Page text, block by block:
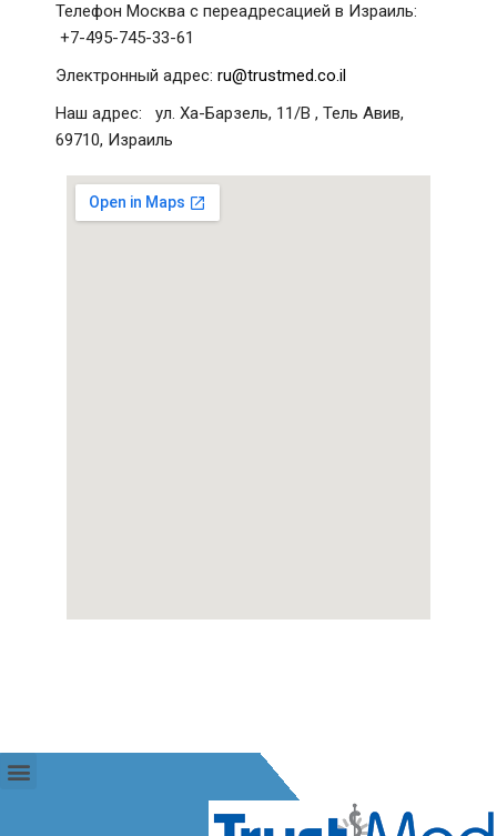
Телефон Москва с переадресацией в Израиль:
+7-495-745-33-61
Электронный адрес: ru@trustmed.co.il
Наш адрес: ул. Ха-Барзель, 11/В , Тель Авив,
69710, Израиль